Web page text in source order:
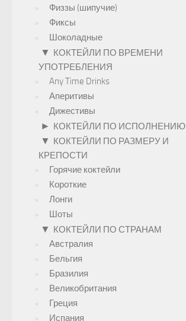
Физзы (шипучие)
Фиксы
Шоколадные
▼ КОКТЕЙЛИ ПО ВРЕМЕНИ
УПОТРЕБЛЕНИЯ
Any Time Drinks
Аперитивы
Дижестивы
► КОКТЕЙЛИ ПО ИСПОЛНЕНИЮ
▼ КОКТЕЙЛИ ПО РАЗМЕРУ И
КРЕПОСТИ
Горячие коктейли
Короткие
Лонги
Шоты
▼ КОКТЕЙЛИ ПО СТРАНАМ
Австралия
Бельгия
Бразилия
Великобритания
Греция
Испания